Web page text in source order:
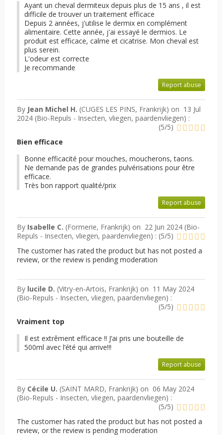
Ayant un cheval dermiteux depuis plus de 15 ans , il est
difficile de trouver un traitement efficace
Depuis 2 années, j'utilise le dermix en complément
alimentaire. Cette année, j'ai essayé le dermios. Le
produit est efficace, calme et cicatrise. Mon cheval est
plus serein.
L'odeur est correcte
Je recommande
Report abuse
By Jean Michel H. (CUGES LES PINS, Frankrijk) on 13 Jul
2024 (Bio-Repuls - Insecten, vliegen, paardenvliegen) :
(5/5)
Bien efficace
Bonne efficacité pour mouches, moucherons, taons.
Ne demande pas de grandes pulvérisations pour être
efficace.
Très bon rapport qualité/prix
Report abuse
By Isabelle C. (Formerie, Frankrijk) on 22 Jun 2024 (Bio-
Repuls - Insecten, vliegen, paardenvliegen) : (5/5)
The customer has rated the product but has not posted a
review, or the review is pending moderation
By lucile D. (Vitry-en-Artois, Frankrijk) on 11 May 2024
(Bio-Repuls - Insecten, vliegen, paardenvliegen) :
(5/5)
Vraiment top
Il est extrêment efficace !! J’ai pris une bouteille de
500ml avec l’été qui arrive!!!
Report abuse
By Cécile U. (SAINT MARD, Frankrijk) on 06 May 2024
(Bio-Repuls - Insecten, vliegen, paardenvliegen) :
(5/5)
The customer has rated the product but has not posted a
review, or the review is pending moderation